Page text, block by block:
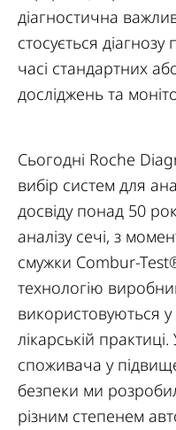
діагностична
стосується діагнозу
часі стандартних
досліджень та
Сьогодні Roche
вибір систем для
досвіду понад 50
аналізу сечі, з
смужки Combur-
технологію
використовуються у
лікарській
споживача у
безпеки ми
різним степенем